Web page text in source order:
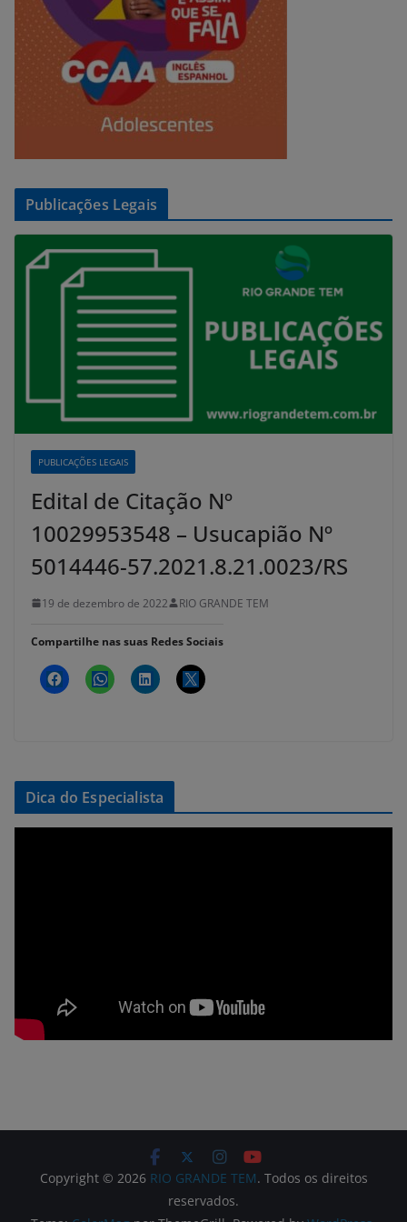
Publicações Legais
PUBLICAÇÕES LEGAIS
Edital de Citação Nº
10029953548 – Usucapião Nº
5014446-57.2021.8.21.0023/RS
19 de dezembro de 2022 RIO GRANDE TEM
Compartilhe nas suas Redes Sociais
Dica do Especialista
Copyright © 2026 RIO GRANDE TEM. Todos os direitos
reservados.